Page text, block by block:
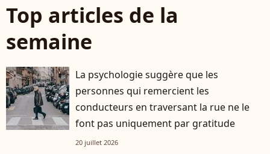
Top articles de la
semaine
La psychologie suggère que les
personnes qui remercient les
conducteurs en traversant la rue ne le
font pas uniquement par gratitude
20 juillet 2026